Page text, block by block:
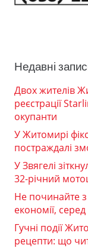
Недавні
Двох жителів
реєстрації
окупанти
У Житомирі
постраждалі
У Звягелі
32-річний
Не починайте з
економії,
Гучні події
рецепти: що